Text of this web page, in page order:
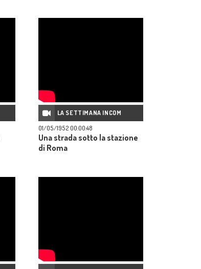
LA SETTIMANA INCOM
01/05/1952 00:00:48
Una strada sotto la stazione
di Roma